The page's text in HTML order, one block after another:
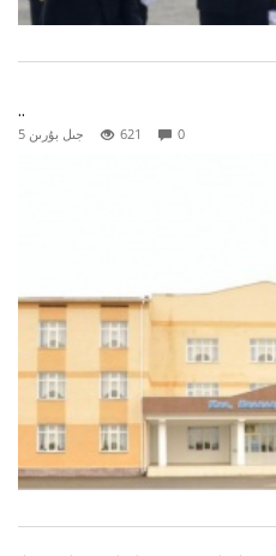
..
5 جىل بۇرىن 621 0